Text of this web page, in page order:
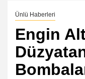
Ünlü Haberleri
Engin